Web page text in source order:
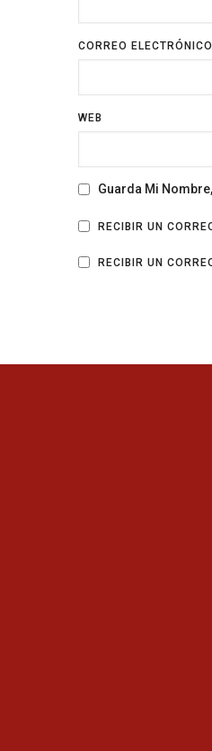
CORREO ELECTRÓNICO
WEB
Guarda Mi
RECIBIR UN
RECIBIR UN